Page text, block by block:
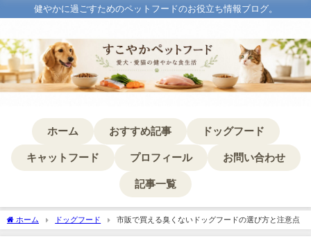
健やかに過ごすためのペットフードのお役立ち情報ブログ。
ホーム おすすめ記事 ドッグフード
キャットフード プロフィール お問い合わせ
記事一覧
ホーム ドッグフード 市販で買える臭くないドッグフードの選び方と注意点